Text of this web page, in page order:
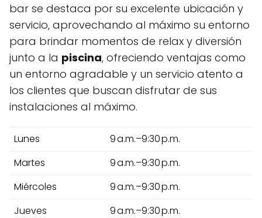
bar se destaca por su excelente ubicación y
servicio, aprovechando al máximo su entorno
para brindar momentos de relax y diversión
junto a la piscina, ofreciendo ventajas como
un entorno agradable y un servicio atento a
los clientes que buscan disfrutar de sus
instalaciones al máximo.
Lunes
9 a.m.–9:30 p.m.
Martes
9 a.m.–9:30 p.m.
Miércoles
9 a.m.–9:30 p.m.
Jueves
9 a.m.–9:30 p.m.